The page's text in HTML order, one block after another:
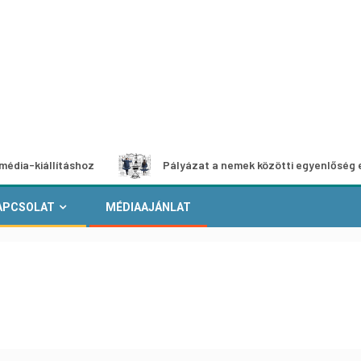
Pályázat a nemek közötti egyenlőség európai
MÉDIAAJÁNLAT